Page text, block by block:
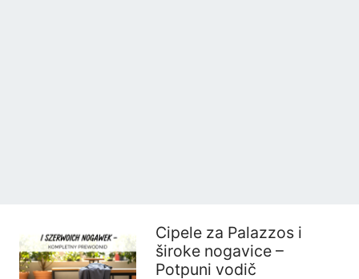
Cipele za Palazzos i
široke nogavice –
Potpuni vodič